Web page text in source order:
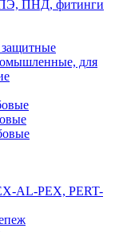
ПНД, фитинги
для
AL-PEX, PERT-